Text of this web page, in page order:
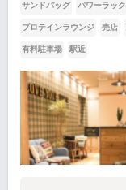
サンドバッグ パワーラック
プロテインラウンジ 売店
有料駐車場 駅近